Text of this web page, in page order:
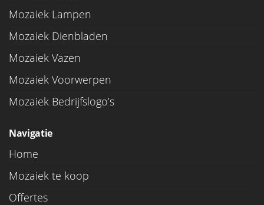
Mozaiek Lampen
Mozaiek Dienbladen
Mozaiek Vazen
Mozaiek Voorwerpen
Mozaiek Bedrijfslogo’s
Navigatie
Home
Mozaiek te koop
Offertes